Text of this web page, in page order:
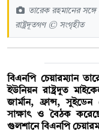
তারেক রহমানের
রাষ্ট্রদূতগণ © সংগৃহীত
বিএনপি চেয়ারম্যান
ইউনিয়ন রাষ্ট্রদূত
জার্মান, ফ্রান্স,
সাক্ষাৎ ও বৈঠক
গুলশানে বিএনপি